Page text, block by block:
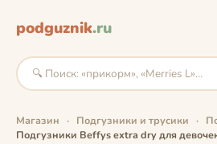
podguznik.ru
Магазин · Подгузники и трусики ·
Подгузники Beffys extra dry для